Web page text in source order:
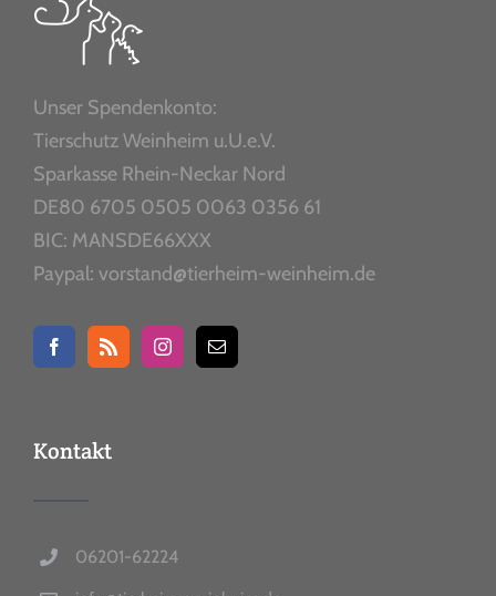
Unser Spendenkonto:
Tierschutz Weinheim u.U.e.V.
Sparkasse Rhein-Neckar Nord
DE80 6705 0505 0063 0356 61
BIC: MANSDE66XXX
Paypal: vorstand@tierheim-weinheim.de
Kontakt
06201-62224